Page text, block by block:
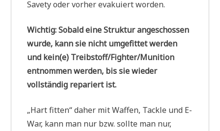
Savety oder vorher evakuiert worden.
Wichtig: Sobald eine Struktur angeschossen
wurde, kann sie nicht umgefittet werden
und kein(e) Treibstoff/Fighter/Munition
entnommen werden, bis sie wieder
vollständig repariert ist.
„Hart fitten“ daher mit Waffen, Tackle und E-
War, kann man nur bzw. sollte man nur,